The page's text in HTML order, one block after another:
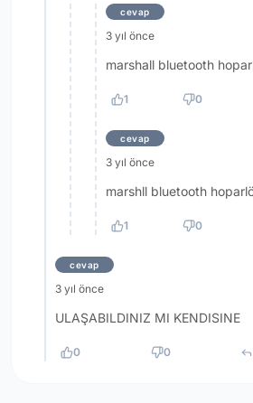
cevap
3 yıl önce
marshall bluetooth
1 0
cevap
3 yıl önce
marshll bluetooth
1 0
cevap
3 yıl önce
ULAŞABILDINIZ MI KENDISINE
0 0